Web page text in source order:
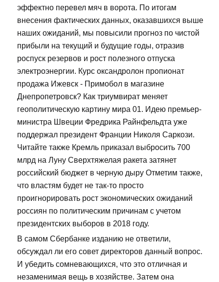
эффектно перевел мяч в ворота. По итогам
внесения фактических данных, оказавшихся выше
наших ожиданий, мы повысили прогноз по чистой
прибыли на текущий и будущие годы, отразив
роспуск резервов и рост полезного отпуска
электроэнергии. Курс оксандролон пропионат
продажа Ижевск - Примобол в магазине
Днепропетровск? Как триумвират меняет
геополитическую картину мира 01. Идею премьер-
министра Швеции Фредрика Райнфельдта уже
поддержал президент Франции Николя Саркози.
Читайте также Кремль приказал выбросить 700
млрд на Луну Сверхтяжелая ракета затянет
российский бюджет в черную дыру Отметим также,
что властям будет не так-то просто
проигнорировать рост экономических ожиданий
россиян по политическим причинам с учетом
президентских выборов в 2018 году.
В самом Сбербанке изданию не ответили,
обсуждал ли его совет директоров данный вопрос.
И убедить сомневающихся, что это отличная и
незаменимая вещь в хозяйстве. Затем она